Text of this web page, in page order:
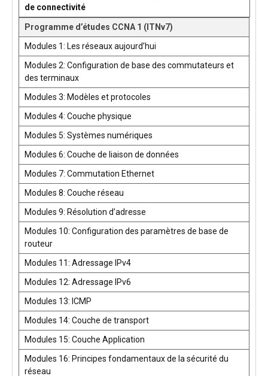
de connectivité
Programme d’études CCNA 1 (ITNv7)
Modules 1: Les réseaux aujourd’hui
Modules 2: Configuration de base des commutateurs et
des terminaux
Modules 3: Modèles et protocoles
Modules 4: Couche physique
Modules 5: Systèmes numériques
Modules 6: Couche de liaison de données
Modules 7: Commutation Ethernet
Modules 8: Couche réseau
Modules 9: Résolution d’adresse
Modules 10: Configuration des paramètres de base de
routeur
Modules 11: Adressage IPv4
Modules 12: Adressage IPv6
Modules 13: ICMP
Modules 14: Couche de transport
Modules 15: Couche Application
Modules 16: Principes fondamentaux de la sécurité du
réseau